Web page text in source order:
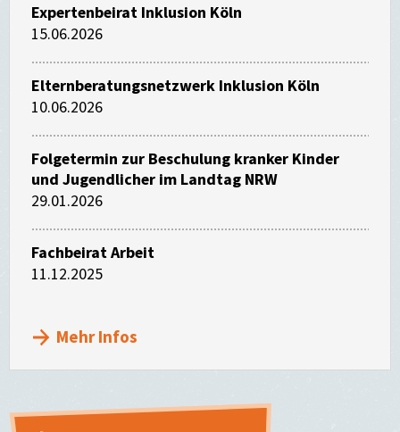
Expertenbeirat Inklusion Köln
15.06.2026
Elternberatungsnetzwerk Inklusion Köln
10.06.2026
Folgetermin zur Beschulung kranker Kinder
und Jugendlicher im Landtag NRW
29.01.2026
Fachbeirat Arbeit
11.12.2025
Mehr Infos